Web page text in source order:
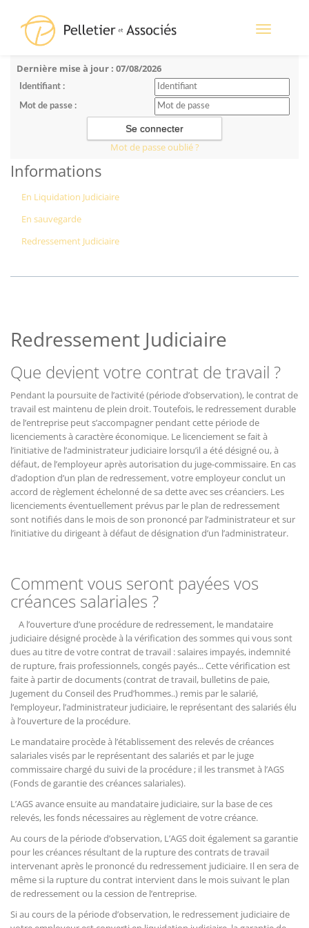
Toggle
Dernière mise à jour : 07/08/2026
Identifiant :
Mot de passe :
Mot de passe oublié ?
Informations
En Liquidation Judiciaire
En sauvegarde
Redressement Judiciaire
Redressement Judiciaire
Que devient votre contrat de travail ?
Pendant la poursuite de l’activité (période d’observation), le contrat de
travail est maintenu de plein droit. Toutefois, le redressement durable
de l’entreprise peut s’accompagner pendant cette période de
licenciements à caractère économique. Le licenciement se fait à
l’initiative de l’administrateur judiciaire lorsqu’il a été désigné ou, à
défaut, de l’employeur après autorisation du juge-commissaire. En cas
d’adoption d’un plan de redressement, votre employeur conclut un
accord de règlement échelonné de sa dette avec ses créanciers. Les
licenciements éventuellement prévus par le plan de redressement
sont notifiés dans le mois de son prononcé par l’administrateur et sur
l’initiative du dirigeant à défaut de désignation d’un l’administrateur.
Comment vous seront payées vos
créances salariales ?
A l’ouverture d’une procédure de redressement, le mandataire
judiciaire désigné procède à la vérification des sommes qui vous sont
dues au titre de votre contrat de travail : salaires impayés, indemnité
de rupture, frais professionnels, congés payés... Cette vérification est
faite à partir de documents (contrat de travail, bulletins de paie,
Jugement du Conseil des Prud’hommes..) remis par le salarié,
l’employeur, l’administrateur judiciaire, le représentant des salariés élu
à l’ouverture de la procédure.
Le mandataire procède à l’établissement des relevés de créances
salariales visés par le représentant des salariés et par le juge
commissaire chargé du suivi de la procédure ; il les transmet à l’AGS
(Fonds de garantie des créances salariales).
L’AGS avance ensuite au mandataire judiciaire, sur la base de ces
relevés, les fonds nécessaires au règlement de votre créance.
Au cours de la période d’observation, L’AGS doit également sa garantie
pour les créances résultant de la rupture des contrats de travail
intervenant après le prononcé du redressement judiciaire. Il en sera de
même si la rupture du contrat intervient dans le mois suivant le plan
de redressement ou la cession de l’entreprise.
Si au cours de la période d’observation, le redressement judiciaire de